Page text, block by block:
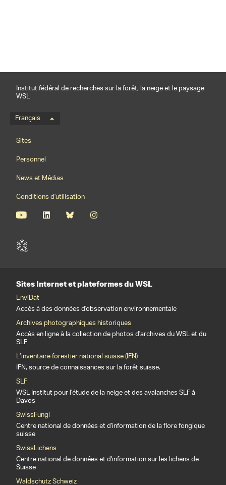
Institut fédéral de recherches sur la forêt, la neige et le paysage
WSL
Menu de langue
Français
Footernavigation
Sites
Personnel
News et Médias
Conditions d'utilisation
Sites Internet et plateformes du WSL
EnviDat
Accès à des données d'observation environnementale
Archives photographiques historiques
Accès en ligne à la collection de photos d'archives du WSL et du
SLF
L’inventaire forestier national suisse (IFN)
IFN, source de connaissances sur la forêt suisse.
SLF
WSL Institut pour l’étude de la neige et des avalanches SLF à
Davos
SwissFungi
Centre national de données et d'information de la flore fongique
suisse
SwissLichens
Centre national de données et d'information sur les lichens de
Suisse
Waldschutz Schweiz